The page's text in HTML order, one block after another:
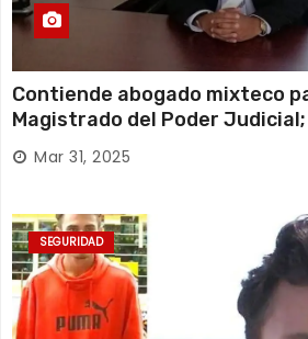
Contiende abogado mixteco
Magistrado del Poder
Huajuapan de León
Mar 31, 2025
SEGURIDAD